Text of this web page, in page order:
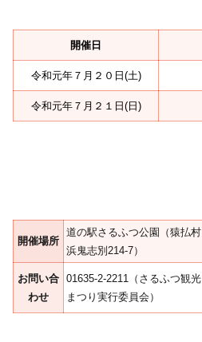
開催日
令和元年７月２０日(土)
令和元年７月２１日(日)
開催場所
道の駅さるふつ公園（猿払村
浜鬼志別214-7）
お問い合
わせ
01635-2-2211（さるふつ観光
まつり実行委員会）